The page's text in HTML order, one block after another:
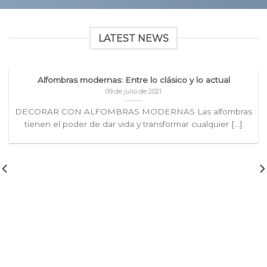
LATEST NEWS
Alfombras modernas: Entre lo clásico y lo actual
09 de julio de 2021
DECORAR CON ALFOMBRAS MODERNAS Las alfombras
tienen el poder de dar vida y transformar cualquier [...]